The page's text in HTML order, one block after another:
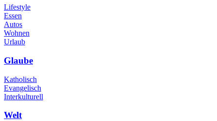
Lifestyle
Essen
Autos
Wohnen
Urlaub
Glaube
Katholisch
Evangelisch
Interkulturell
Welt